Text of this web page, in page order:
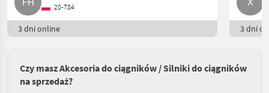
20-784
3 dni online 3 dni
Czy masz Akcesoria do ciągników / Silniki do ciągników
na sprzedaż?